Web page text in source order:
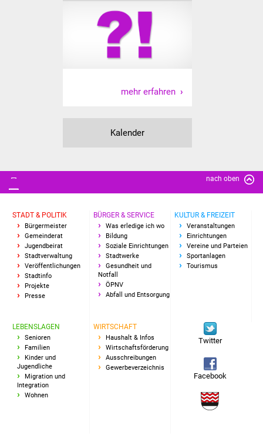
Seniorenwohn- und
Pflegeheim
Familien
Freundeskreis Asyl
Ukraine-Hilfe
Wohnen
Wirtschaft
Haushalt & Infos
Wirtschaftsförderung
mehr erfahren
Kalender
nach oben
STADT & POLITIK
Bürgermeister
Gemeinderat
Jugendbeirat
Stadtverwaltung
Veröffentlichungen
Stadtinfo
Projekte
Presse
BÜRGER & SERVICE
Was erledige ich wo
Bildung
Soziale Einrichtungen
Stadtwerke
Gesundheit und
Notfall
ÖPNV
Abfall und Entsorgung
KULTUR & FREIZEIT
Veranstaltungen
Einrichtungen
Vereine und Parteien
Sportanlagen
Tourismus
LEBENSLAGEN
Senioren
Familien
Kinder und
Jugendliche
Migration und
Integration
Wohnen
WIRTSCHAFT
Haushalt & Infos
Wirtschaftsförderung
Ausschreibungen
Gewerbeverzeichnis
Twitter
Facebook